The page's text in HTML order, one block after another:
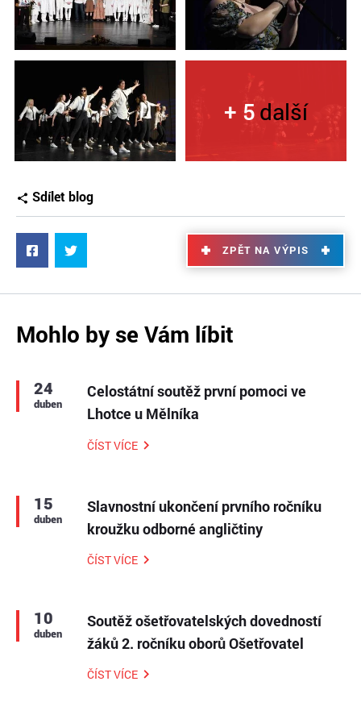
+ 5další
Sdílet blog
ZPĚT NA VÝPIS
Mohlo by se Vám líbit
24
duben
Celostátní soutěž první pomoci ve
Lhotce u Mělníka
ČÍST VÍCE
15
duben
Slavnostní ukončení prvního ročníku
kroužku odborné angličtiny
ČÍST VÍCE
10
duben
Soutěž ošetřovatelských dovedností
žáků 2. ročníku oborů Ošetřovatel
ČÍST VÍCE